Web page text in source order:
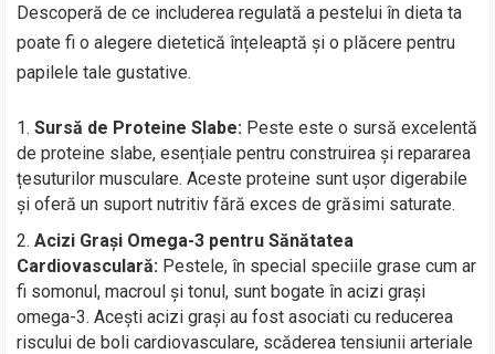
Descoperă de ce includerea regulată a pestelui în dieta ta
poate fi o alegere dietetică înțeleaptă și o plăcere pentru
papilele tale gustative.
Sursă de Proteine Slabe: Peste este o sursă excelentă
de proteine slabe, esențiale pentru construirea și repararea
țesuturilor musculare. Aceste proteine sunt ușor digerabile
și oferă un suport nutritiv fără exces de grăsimi saturate.
Acizi Grași Omega-3 pentru Sănătatea
Cardiovasculară: Pestele, în special speciile grase cum ar
fi somonul, macroul și tonul, sunt bogate în acizi grași
omega-3. Acești acizi grași au fost asociati cu reducerea
riscului de boli cardiovasculare, scăderea tensiunii arteriale